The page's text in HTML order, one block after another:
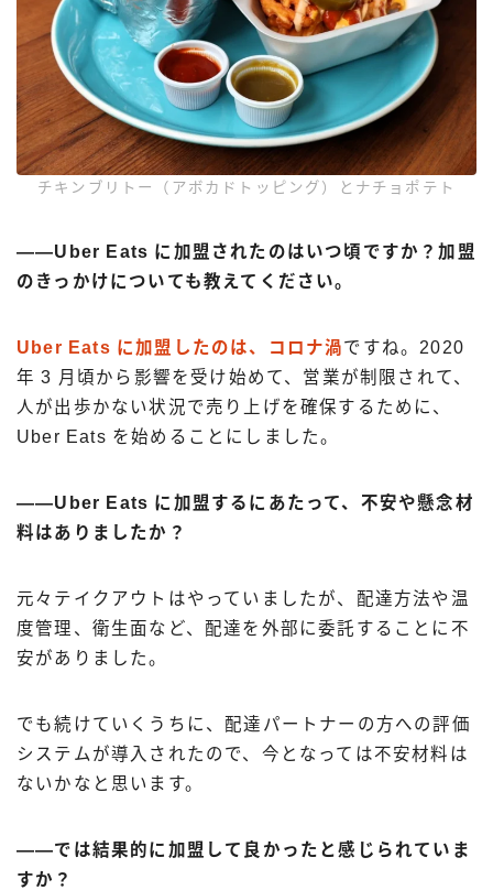
チキンブリトー（アボカドトッピング）とナチョポテト
――Uber Eats に加盟されたのはいつ頃ですか？加盟
のきっかけについても教えてください。
Uber Eats に加盟したのは、コロナ渦ですね。2020
年 3 月頃から影響を受け始めて、営業が制限されて、
人が出歩かない状況で売り上げを確保するために、
Uber Eats を始めることにしました。
――Uber Eats に加盟するにあたって、不安や懸念材
料はありましたか？
元々テイクアウトはやっていましたが、配達方法や温
度管理、衛生面など、配達を外部に委託することに不
安がありました。
でも続けていくうちに、配達パートナーの方への評価
システムが導入されたので、今となっては不安材料は
ないかなと思います。
――では結果的に加盟して良かったと感じられていま
すか？